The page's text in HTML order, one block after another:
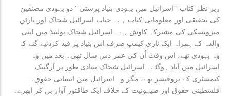
زیر نظر کتاب ’’اسرائیل میں یہودی بنیاد پرستی‘‘ دو یہودی مصنفین
کی تحقیقی اور معلوماتی کتاب ہے۔ جناب اسرائیل شحاک اور نارٹن
میزونسکی کی مشترکہ کاوش ہے۔ اسرائیل شحاک پولینڈ میں اپنی
والدہ کے ہمراہ ایک نازی کیمپ صرف اس بنیاد پر قید کردئیے گئے کہ
وہ یہودی تھے، اس وقت اُن کی عمر دس سال تھی۔ بعد میں وہ
اسرائیل میں آباد ہوگئے۔ اسرائیل شحاک بنیادی طور پر آرگینک
کیمسٹری کے پروفیسر تھے، مگر وہ اسرائیل میں انسانی حقوق،
فلسطینی حقوق اور صیہونیت کے خلاف ایک طاقتور آواز بن کر ابھرے۔